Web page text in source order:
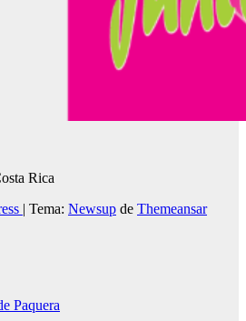
Rica
| Tema: Newsup de Themeansar
Paquera